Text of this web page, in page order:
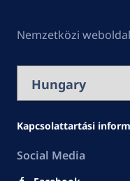
Nemzetközi
Kapcsolattartási
Social Media